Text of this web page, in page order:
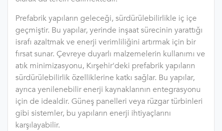
Prefabrik yapıların geleceği, sürdürülebilirlikle iç içe
geçmiştir. Bu yapılar, yerinde inşaat sürecinin yarattığı
israfı azaltmak ve enerji verimliliğini artırmak için bir
fırsat sunar. Çevreye duyarlı malzemelerin kullanımı ve
atık minimizasyonu, Kırşehir'deki prefabrik yapıların
sürdürülebilirlik özelliklerine katkı sağlar. Bu yapılar,
ayrıca yenilenebilir enerji kaynaklarının entegrasyonu
için de idealdir. Güneş panelleri veya rüzgar türbinleri
gibi sistemler, bu yapıların enerji ihtiyaçlarını
karşılayabilir.